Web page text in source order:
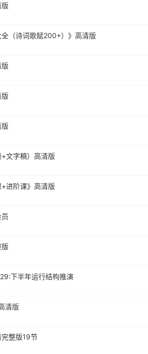
（诗词歌赋200+）》高清版
文字稿）高清版
进阶课》高清版
下半年运行结构推演
清版
整版19节